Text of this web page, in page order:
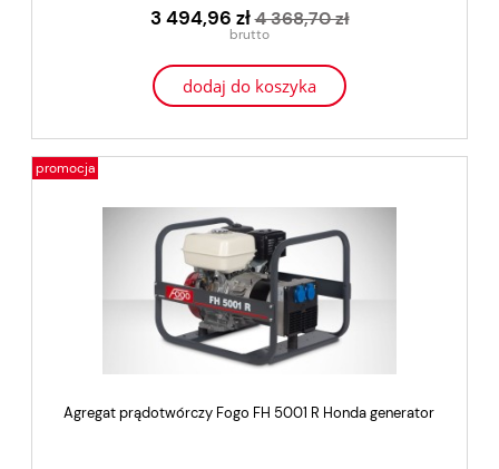
3 494,96 zł4 368,70 zł
dodaj do koszyka
Agregat prądotwórczy Fogo FH 5001 R Honda generator
promocja